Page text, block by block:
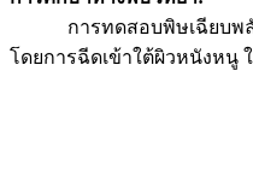
การทดสอบพิษเฉียบพลันข
โดยการฉีดเข้าใต้ผิวหนังหนู